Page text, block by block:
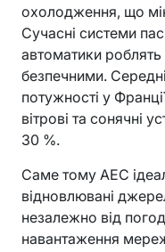
охолодження, що
Сучасні системи
автоматики роблять
безпечними.
потужності у
вітрові та сонячні
30 %.
Саме тому АЕС
відновлювані
незалежно від
навантаження